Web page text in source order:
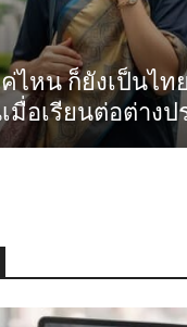
ไหน ก็ยังเป็นไท
มื่อเรียนต่อต่างป